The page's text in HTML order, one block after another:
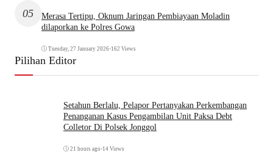
05
Merasa Tertipu, Oknum Jaringan Pembiayaan Moladin
dilaporkan ke Polres Gowa
Tuesday, 27 January 2026•162 Views
Pilihan Editor
Setahun Berlalu, Pelapor Pertanyakan Perkembangan
Penanganan Kasus Pengambilan Unit Paksa Debt
Colletor Di Polsek Jonggol
21 hours ago •14 Views